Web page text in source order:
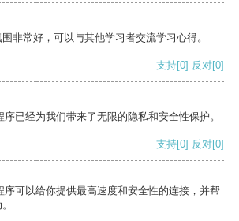
非常好，可以与其他学习者交流学习心得。
支持[0] 反对[0]
已经为我们带来了无限的隐私和安全性保护。
支持[0] 反对[0]
序可以给你提供最高速度和安全性的连接，并帮